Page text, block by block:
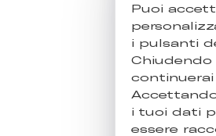
Puoi
i pulsanti
i tuoi dati
essere